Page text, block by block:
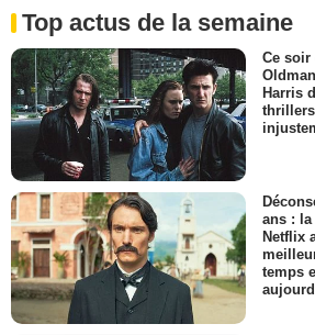
Top actus de la semaine
Ce soir
Harris
thrillers
ans : la
Netflix
temps